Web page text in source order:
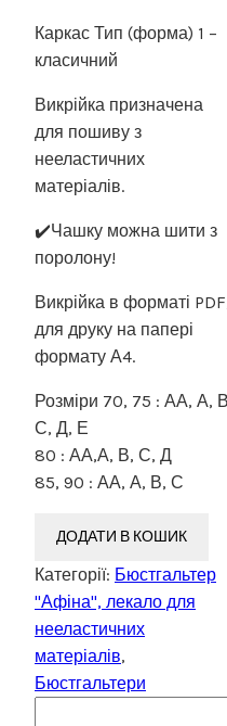
Каркас Тип (форма) 1 –
класичний
Викрійка призначена
для пошиву з
нееластичних
матеріалів.
✔️Чашку можна шити з
поролону!
Викрійка в форматі
для друку на папері
формату А4.
Розміри 70, 75 : АА, А,
С, Д, Е
80 : АА,А, В, С, Д
85, 90 : АА, А, В, С
ДОДАТИ В КОШИК
Категорії: Бюстгальтер
"Афіна", лекало для
нееластичних
матеріалів,
Бюстгальтери